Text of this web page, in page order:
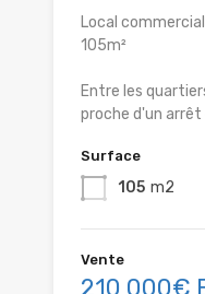
Local
105m²
Entre les
proche d'un arrêt
Surface
105 m2
Vente
210 000€